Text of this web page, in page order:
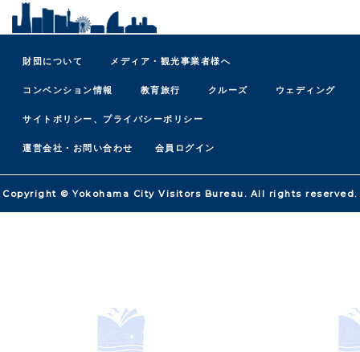
財団について メディア・観光事業者様へ
コンベンション情報 教育旅行 クルーズ ウェディング
サイトポリシー、プライバシーポリシー
運営会社・お問い合わせ 会員ログイン
Copyright © Yokohama City Visitors Bureau. All rights reserved.